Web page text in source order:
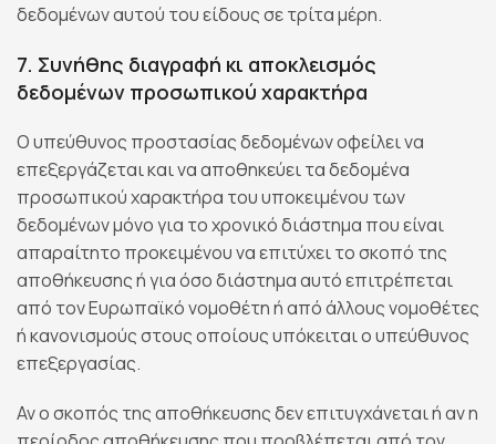
δεδομένων αυτού του είδους σε τρίτα μέρη.
7. Συνήθης διαγραφή κι αποκλεισμός
δεδομένων προσωπικού χαρακτήρα
Ο υπεύθυνος προστασίας δεδομένων οφείλει να
επεξεργάζεται και να αποθηκεύει τα δεδομένα
προσωπικού χαρακτήρα του υποκειμένου των
δεδομένων μόνο για το χρονικό διάστημα που είναι
απαραίτητο προκειμένου να επιτύχει το σκοπό της
αποθήκευσης ή για όσο διάστημα αυτό επιτρέπεται
από τον Ευρωπαϊκό νομοθέτη ή από άλλους νομοθέτες
ή κανονισμούς στους οποίους υπόκειται ο υπεύθυνος
επεξεργασίας.
Αν ο σκοπός της αποθήκευσης δεν επιτυγχάνεται ή αν η